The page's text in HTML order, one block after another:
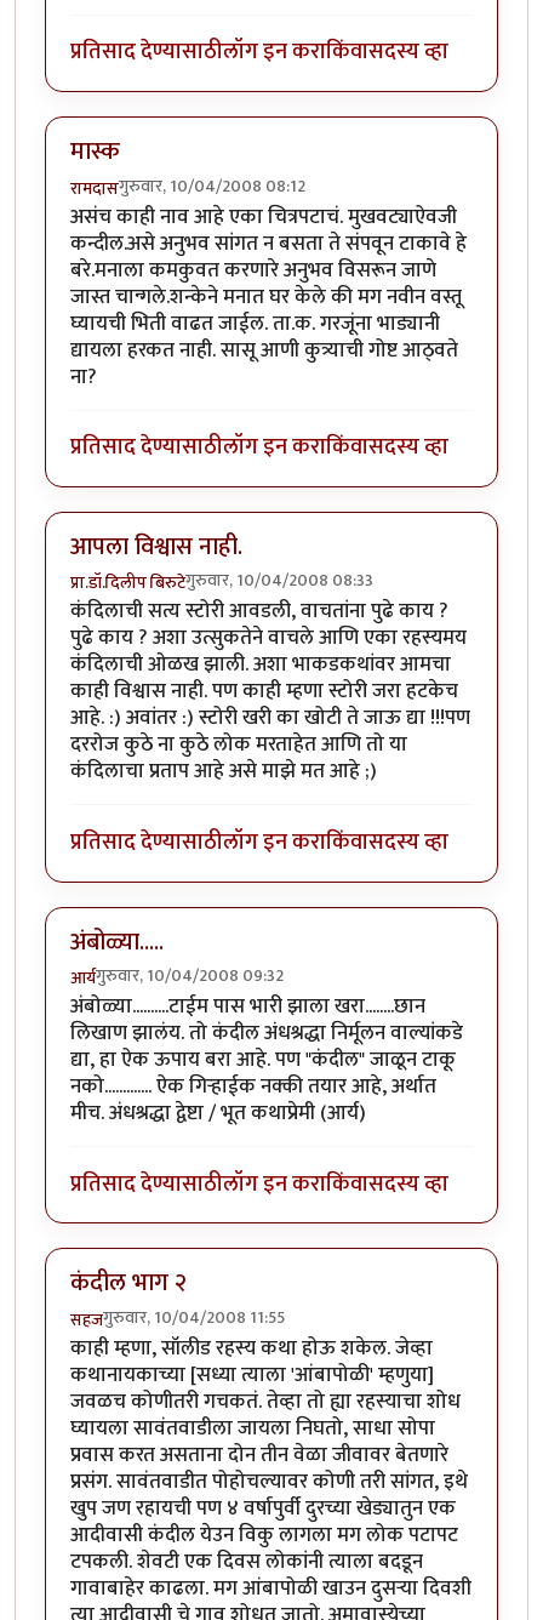
प्रतिसाद देण्यासाठीलॉग इन कराकिंवासदस्य व्हा
मास्क
रामदासगुरुवार, 10/04/2008 08:12
असंच काही नाव आहे एका चित्रपटाचं. मुखवट्याऐवजी
कन्दील.असे अनुभव सांगत न बसता ते संपवून टाकावे हे
बरे.मनाला कमकुवत करणारे अनुभव विसरून जाणे
जास्त चान्गले.शन्केने मनात घर केले की मग नवीन वस्तू
घ्यायची भिती वाढत जाईल. ता.क. गरजूंना भाड्यानी
द्यायला हरकत नाही. सासू आणी कुत्र्याची गोष्ट आठ्वते
ना?
प्रतिसाद देण्यासाठीलॉग इन कराकिंवासदस्य व्हा
आपला विश्वास नाही.
प्रा.डॉ.दिलीप बिरुटेगुरुवार, 10/04/2008 08:33
कंदिलाची सत्य स्टोरी आवडली, वाचतांना पुढे काय ?
पुढे काय ? अशा उत्सुकतेने वाचले आणि एका रहस्यमय
कंदिलाची ओळख झाली. अशा भाकडकथांवर आमचा
काही विश्वास नाही. पण काही म्हणा स्टोरी जरा हटकेच
आहे. :) अवांतर :) स्टोरी खरी का खोटी ते जाऊ द्या !!!पण
दररोज कुठे ना कुठे लोक मरताहेत आणि तो या
कंदिलाचा प्रताप आहे असे माझे मत आहे ;)
प्रतिसाद देण्यासाठीलॉग इन कराकिंवासदस्य व्हा
अंबोळ्या.....
आर्यगुरुवार, 10/04/2008 09:32
अंबोळ्या..........टाईम पास भारी झाला खरा........छान
लिखाण झालंय. तो कंदील अंधश्रद्धा निर्मूलन वाल्यांकडे
द्या, हा ऐक ऊपाय बरा आहे. पण "कंदील" जाळून टाकू
नको............. ऐक गिर्‍हाईक नक्की तयार आहे, अर्थात
मीच. अंधश्रद्धा द्वेष्टा / भूत कथाप्रेमी (आर्य)
प्रतिसाद देण्यासाठीलॉग इन कराकिंवासदस्य व्हा
कंदील भाग २
सहजगुरुवार, 10/04/2008 11:55
काही म्हणा, सॉलीड रहस्य कथा होऊ शकेल. जेव्हा
कथानायकाच्या [सध्या त्याला 'आंबापोळी' म्हणुया]
जवळच कोणीतरी गचकतं. तेव्हा तो ह्या रहस्याचा शोध
घ्यायला सावंतवाडीला जायला निघतो, साधा सोपा
प्रवास करत असताना दोन तीन वेळा जीवावर बेतणारे
प्रसंग. सावंतवाडीत पोहोचल्यावर कोणी तरी सांगत, इथे
खुप जण रहायची पण ४ वर्षापुर्वी दुरच्या खेड्यातुन एक
आदीवासी कंदील येउन विकु लागला मग लोक पटापट
टपकली. शेवटी एक दिवस लोकांनी त्याला बदडून
गावाबाहेर काढला. मग आंबापोळी खाउन दुसर्‍या दिवशी